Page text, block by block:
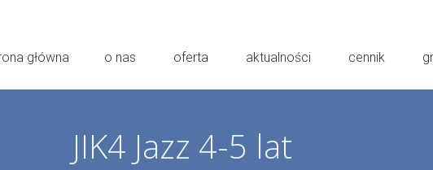
główna o nas oferta aktualności cennik
JIK4 Jazz 4-5 lat